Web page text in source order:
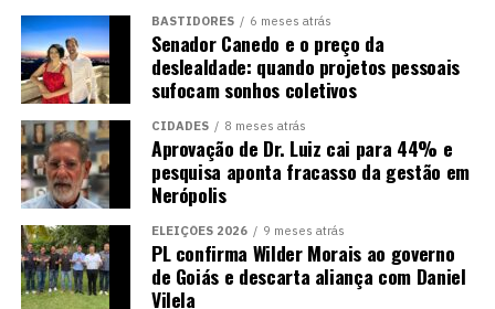
BASTIDORES 6 meses atrás
Senador Canedo e o preço da
deslealdade: quando projetos pessoais
sufocam sonhos coletivos
CIDADES 8 meses atrás
Aprovação de Dr. Luiz cai para 44% e
pesquisa aponta fracasso da gestão em
Nerópolis
ELEIÇÕES 2026 9 meses atrás
PL confirma Wilder Morais ao governo
de Goiás e descarta aliança com Daniel
Vilela